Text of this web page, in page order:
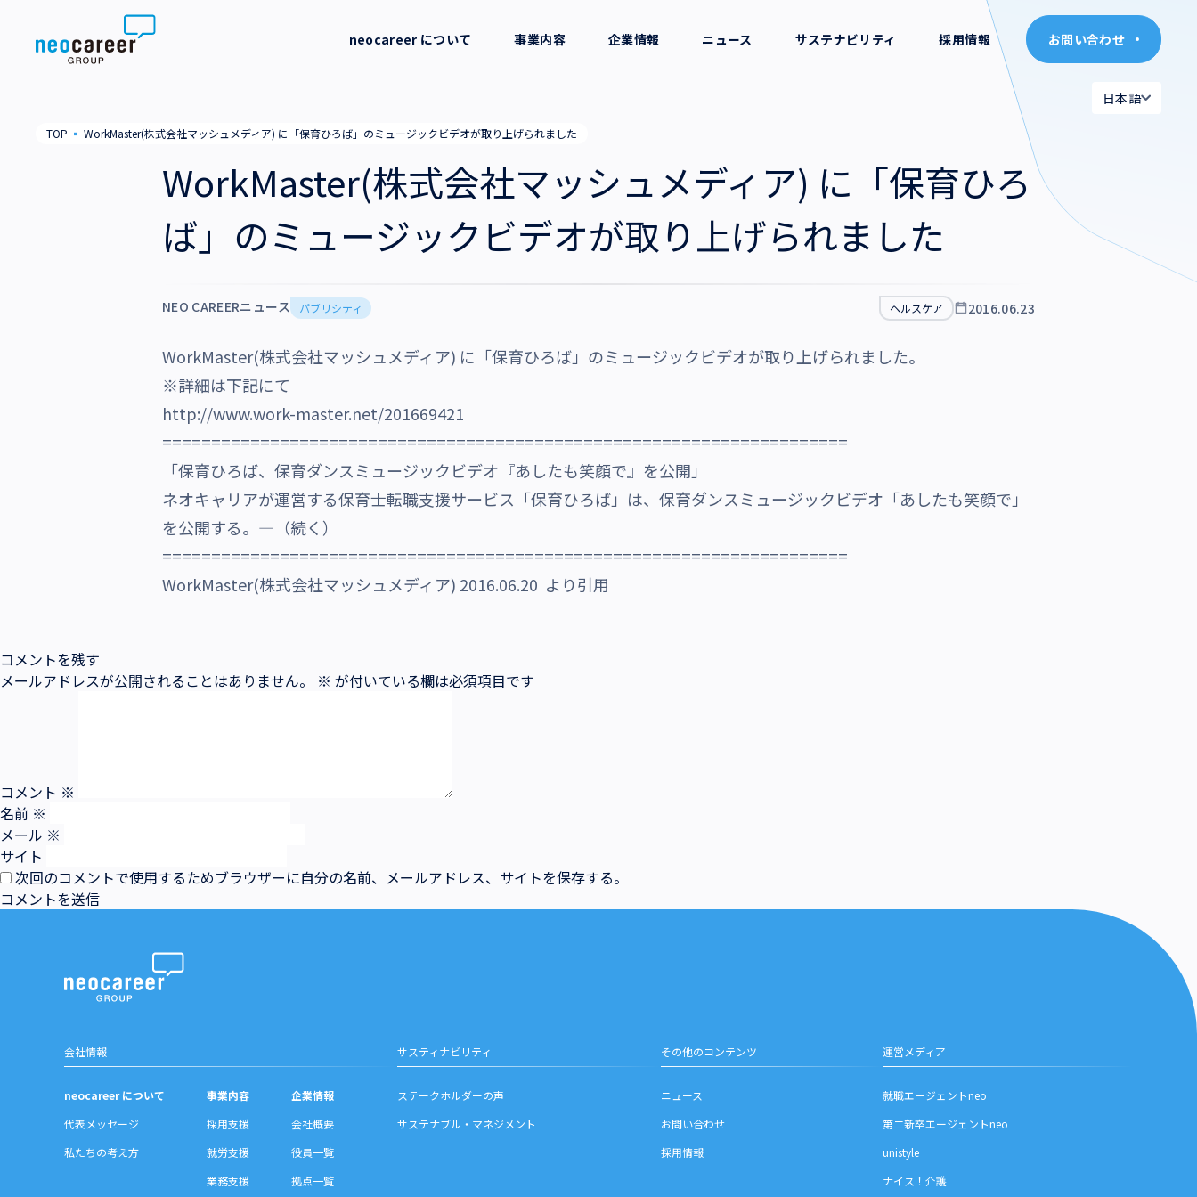
お問い合わせ
日本語
neocareer について
私たちの考え方
事業内容
業務支援
企業情報
拠点一覧
ニュース サステナビリティ 採用情報 お問い合わせ
日本語
TOP ▪ WorkMaster(株式会社マッシュメディア) に「保育ひろば」のミュージックビデオが取り上げられました
WorkMaster(株式会社マッシュメディア) に「保育ひろ
ば」のミュージックビデオが取り上げられました
NEO CAREERニュース パブリシティ ヘルスケア 2016.06.23
WorkMaster(株式会社マッシュメディア) に「保育ひろば」のミュージックビデオが取り上げられました。
※詳細は下記にて
http://www.work-master.net/201669421
======================================================================
「保育ひろば、保育ダンスミュージックビデオ『あしたも笑顔で』を公開」
ネオキャリアが運営する保育士転職支援サービス「保育ひろば」は、保育ダンスミュージックビデオ「あしたも笑顔で」
を公開する。―（続く）
======================================================================
WorkMaster(株式会社マッシュメディア) 2016.06.20 より引用
コメントを残す
メールアドレスが公開されることはありません。
※ が付いている欄は必須項目です
コメント ※
名前 ※
メール ※
サイト
次回のコメントで使用するためブラウザーに自分の名前、メールアドレス、サイトを保存する。
会社情報
neocareer について
代表メッセージ
私たちの考え方
事業内容
採用支援
就労支援
業務支援
企業情報
会社概要
役員一覧
拠点一覧
サスティナビリティ
ステークホルダーの声
サステナブル・マネジメント
その他のコンテンツ
ニュース
お問い合わせ
採用情報
運営メディア
就職エージェントneo
第二新卒エージェントneo
unistyle
ナイス！介護